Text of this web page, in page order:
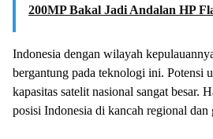
200MP Bakal Jadi Andalan HP
Indonesia dengan wilayah
bergantung pada teknologi ini. Potensi
kapasitas satelit nasional sangat besar.
posisi Indonesia di kancah regional dan